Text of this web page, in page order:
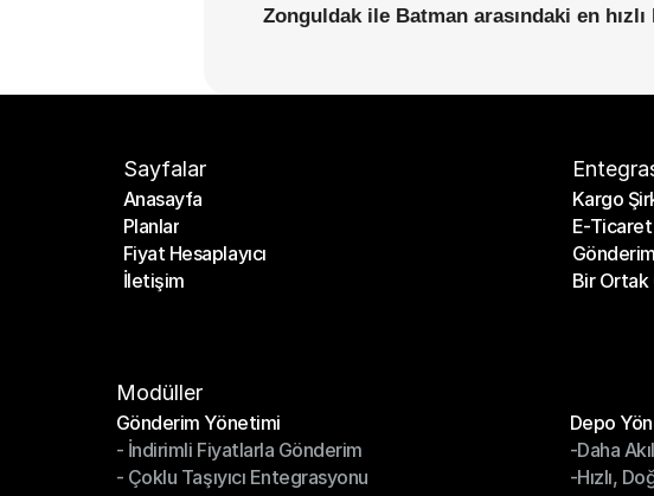
Zonguldak ile Batman arasındaki en
Sayfalar
Anasayfa
Anasayfa
Planlar
Planlar
Fiyat Hesaplayıcı
Fiyat Hesaplayıcı
İletişim
Kargo
Kargo
E-
E-Ticaret
Gönderim
Bir Ortak
Modüller
Gönderim Yönetimi
Gönderim Yönetimi
- İndirimli Fiyatlarla Gönderim
- İndirimli Fiyatlarla Gönderim
- Çoklu Taşıyıcı Entegrasyonu
Depo
Depo
-Daha
-Daha
-Hızlı,